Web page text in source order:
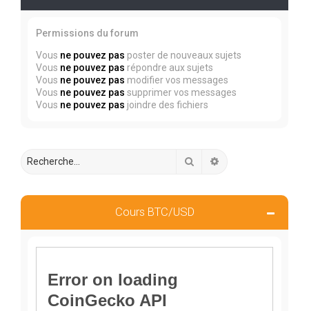
Permissions du forum
Vous ne pouvez pas poster de nouveaux sujets
Vous ne pouvez pas répondre aux sujets
Vous ne pouvez pas modifier vos messages
Vous ne pouvez pas supprimer vos messages
Vous ne pouvez pas joindre des fichiers
Rechercher
Cours BTC/USD